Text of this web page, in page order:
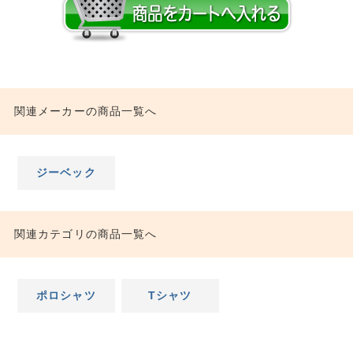
関連メーカーの商品一覧へ
ジーベック
関連カテゴリの商品一覧へ
ポロシャツ Tシャツ